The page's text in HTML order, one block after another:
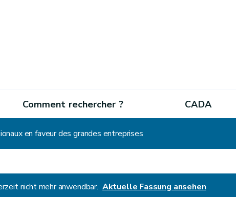
Comment rechercher ? CADA
en faveur des grandes entreprises
nicht mehr anwendbar. Aktuelle Fassung ansehen